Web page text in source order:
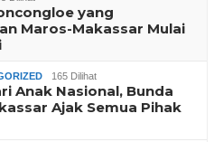
yang
Maros-Makassar Mulai
165 Dilihat
Anak Nasional, Bunda
Ajak Semua Pihak